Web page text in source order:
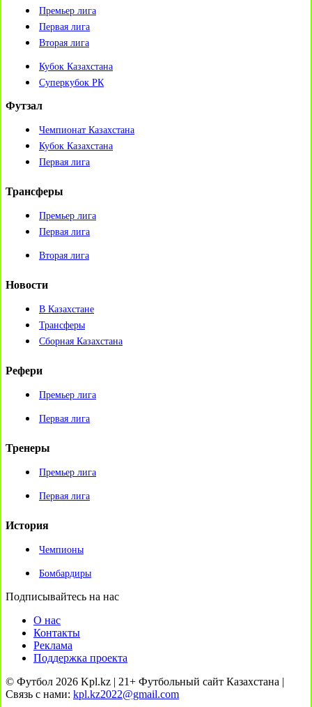
Премьер лига
Первая лига
Вторая лига
Кубок Казахстана
Суперкубок РК
Футзал
Чемпионат Казахстана
Кубок Казахстана
Первая лига
Трансферы
Премьер лига
Первая лига
Вторая лига
Новости
В Казахстане
Трансферы
Сборная Казахстана
Рефери
Премьер лига
Первая лига
Тренеры
Премьер лига
Первая лига
История
Чемпионы
Бомбардиры
Подписывайтесь на нас
О нас
Контакты
Реклама
Поддержка проекта
© Футбол 2026 Kpl.kz | 21+ Футбольный сайт Казахстана |
Связь с нами: kpl.kz2022@gmail.com